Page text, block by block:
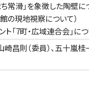
常滑」を象徴した陶壁に
の現地視察について）
「7町・広域連合会」につ
則（委員）、五十嵐桂